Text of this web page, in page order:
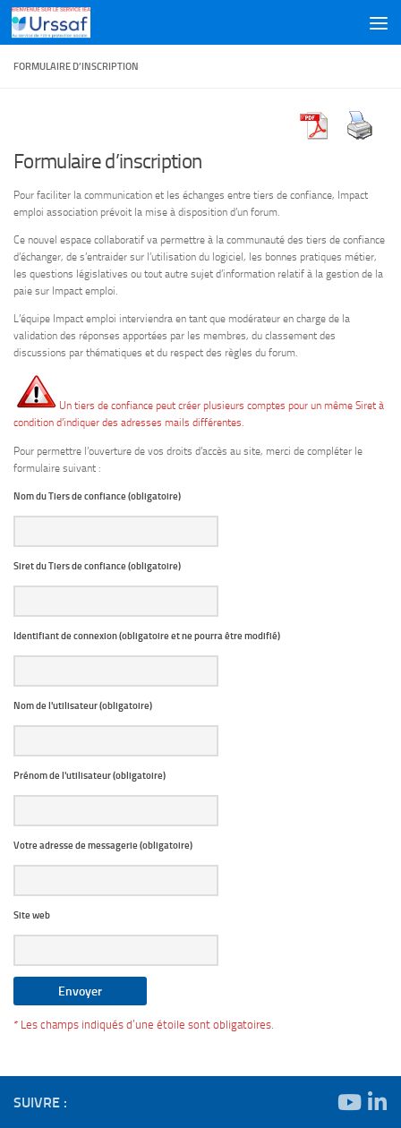
Skip to content
FORMULAIRE D’INSCRIPTION
Formulaire d’inscription
Pour faciliter la communication et les échanges entre tiers de confiance, Impact
emploi association prévoit la mise à disposition d’un forum.
Ce nouvel espace collaboratif va permettre à la communauté des tiers de confiance
d’échanger, de s’entraider sur l’utilisation du logiciel, les bonnes pratiques métier,
les questions législatives ou tout autre sujet d’information relatif à la gestion de la
paie sur Impact emploi.
L’équipe Impact emploi interviendra en tant que modérateur en charge de la
validation des réponses apportées par les membres, du classement des
discussions par thématiques et du respect des règles du forum.
Un tiers de confiance peut créer plusieurs comptes pour un même Siret à
condition d’indiquer des adresses mails différentes.
Pour permettre l’ouverture de vos droits d’accès au site, merci de compléter le
formulaire suivant :
Nom du Tiers de confiance (obligatoire)
Siret du Tiers de confiance (obligatoire)
Identifiant de connexion (obligatoire et ne pourra être modifié)
Nom de l'utilisateur (obligatoire)
Prénom de l'utilisateur (obligatoire)
Votre adresse de messagerie (obligatoire)
Site web
* Les champs indiqués d’une étoile sont obligatoires.
SUIVRE :